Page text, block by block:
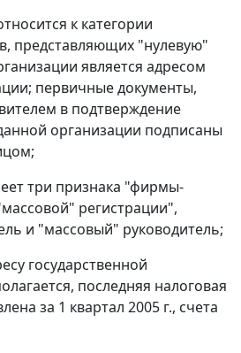
к категории
представляющих "нулевую"
является адресом
первичные документы,
в подтверждение
организации подписаны
три признака "фирмы-
регистрации",
и "массовый" руководитель;
государственной
последняя налоговая
за 1 квартал 2005 г., счета